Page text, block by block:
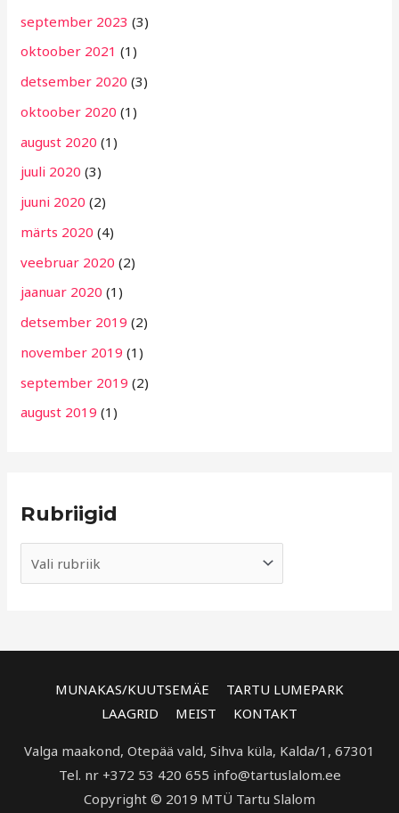
september 2023 (3)
oktoober 2021 (1)
detsember 2020 (3)
oktoober 2020 (1)
august 2020 (1)
juuli 2020 (3)
juuni 2020 (2)
märts 2020 (4)
veebruar 2020 (2)
jaanuar 2020 (1)
detsember 2019 (2)
november 2019 (1)
september 2019 (2)
august 2019 (1)
Rubriigid
MUNAKAS/KUUTSEMÄE
TARTU LUMEPARK
LAAGRID
MEIST KONTAKT
Valga maakond, Otepää vald, Sihva küla, Kalda/1, 67301
Tel. nr +372 53 420 655 info@tartuslalom.ee
Copyright © 2019 MTÜ Tartu Slalom